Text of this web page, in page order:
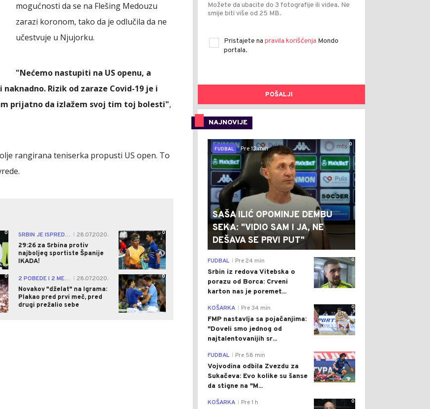
mogućnosti da se na Flešing Medouzu
zarazi koronom, tako da je odlučila da ne
učestvuje u Njujorku.
"Nećemo nastupiti na US openu, a
Rizik od zaraze Covid-19 je i
prijatno da izlažem svoj tim toj bolesti",
rangirana teniserka propusti US open. To
0 SRBIN JE ISPRED SVIH!
28.07.2020.
29:26 za Srbina protiv
najboljeg sportiste Španije
IKADA!
0
0 2 POBEDE I 2 MEDALJE
28.07.2020.
Novakov "dželat" na Igrama:
Plakao pred prvi meč, pred
drugi prežalio sebe
0
Možete da ubacite do 3 fotografije ili videa. Ne
smije biti više od 25 MB.
Pristajete na pravila korišćenja Mondo
portala.
POŠALJI
NAJNOVIJE
0
FUDBAL
Pre 13 min
SAŠA ILIĆ OPOMINJE DEMBU
SEKA: "VIDIO SAM I JA, NE
DEŠAVA SE PRVI PUT"
0
FUDBAL Pre 24 min
Srbin iz redova Vitebska o
porazu od Borca: Crveni
karton nas je poremet...
0
KOŠARKA Pre 34 min
FMP nastavlja sa pojačanjima:
"Doveli smo jednog od
najtalentovanijih sr...
0
FUDBAL Pre 58 min
Vojvodina odbila Zvezdu za
Sukačeva: Evo kolike su šanse
da stigne na "M...
0
KOŠARKA Pre 1 h